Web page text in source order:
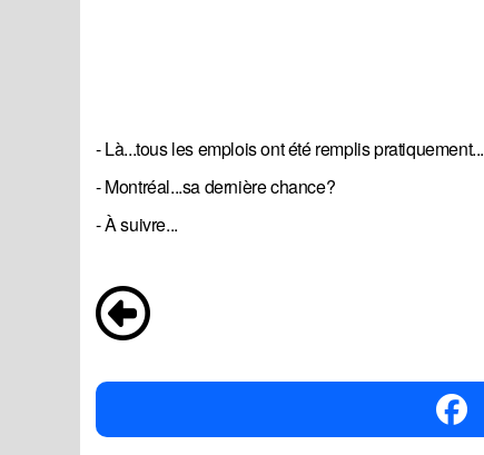
- Là...tous les emplois ont été remplis pratiquement...
- Montréal...sa dernière chance?
- À suivre...